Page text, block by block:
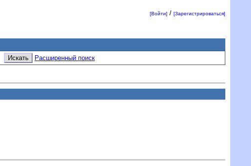
[Войти] /[Зарегистрироваться]
Расширенный поиск